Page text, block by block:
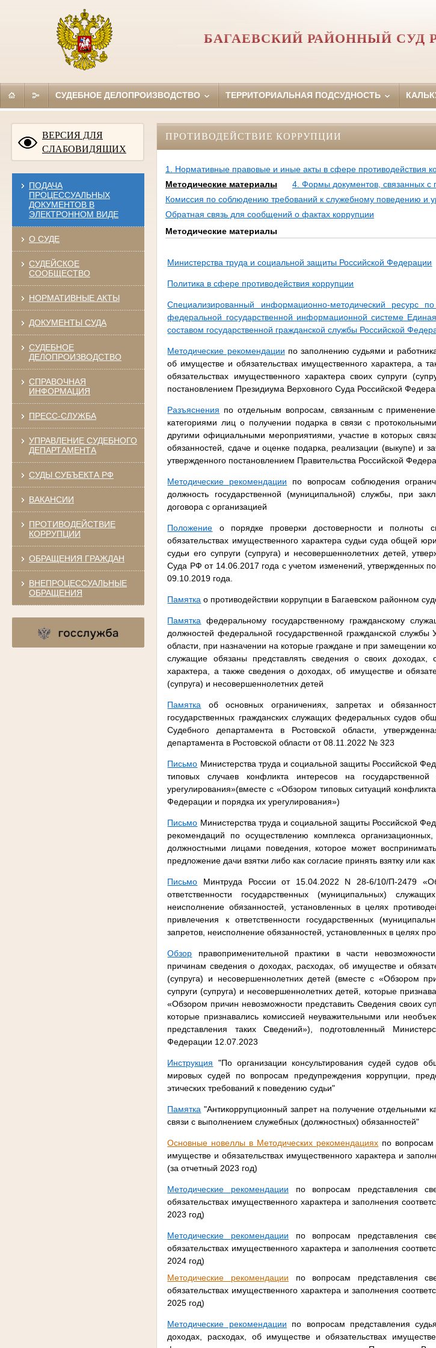
БАГАЕВСКИЙ РАЙОННЫЙ СУД
СУДЕБНОЕ ДЕЛОПРОИЗВОДСТВО ТЕРРИТОРИАЛЬНАЯ ПОДСУДНОСТЬ
ВЕРСИЯ ДЛЯ
СЛАБОВИДЯЩИХ
ПОДАЧА
ПРОЦЕССУАЛЬНЫХ
ДОКУМЕНТОВ В
ЭЛЕКТРОННОМ ВИДЕ
О СУДЕ
СУДЕЙСКОЕ
СООБЩЕСТВО
НОРМАТИВНЫЕ АКТЫ
ДОКУМЕНТЫ СУДА
СУДЕБНОЕ
ДЕЛОПРОИЗВОДСТВО
СПРАВОЧНАЯ
ИНФОРМАЦИЯ
ПРЕСС-СЛУЖБА
УПРАВЛЕНИЕ СУДЕБНОГО
ДЕПАРТАМЕНТА
СУДЫ СУБЪЕКТА РФ
ВАКАНСИИ
ПРОТИВОДЕЙСТВИЕ
КОРРУПЦИИ
ОБРАЩЕНИЯ ГРАЖДАН
ВНЕПРОЦЕССУАЛЬНЫЕ
ОБРАЩЕНИЯ
ПРОТИВОДЕЙСТВИЕ КОРРУПЦИИ
1. Нормативные правовые и иные акты в сфере противодействия
Методические материалы
4. Формы документов, связанных с
Комиссия по соблюдению требований к служебному поведению и
Обратная связь для сообщений о фактах коррупции
Методические материалы
Министерства труда и социальной защиты Российской Федерации
Политика в сфере противодействия коррупции
Специализированный информационно-методический ресурс
федеральной государственной информационной системе
составом государственной гражданской службы Российской
Методические рекомендации по заполнению судьями и
об имуществе и обязательствах имущественного характера, а
обязательствах имущественного характера своих супруги
постановлением Президиума Верховного Суда Российской
Разъяснения по отдельным вопросам, связанным с
категориями лиц о получении подарка в связи с
другими официальными мероприятиями, участие в которых
обязанностей, сдаче и оценке подарка, реализации (выкупе) и
утвержденного постановлением Правительства Российской
Методические рекомендации по вопросам соблюдения
должность государственной (муниципальной) службы, при
договора с организацией
Положение о порядке проверки достоверности и полноты
обязательствах имущественного характера судьи суда общей
судьи его супруги (супруга) и несовершеннолетних детей,
Суда РФ от 14.06.2017 года с учетом изменений, утвержденных
09.10.2019 года.
Памятка о противодействии коррупции в Багаевском районном
Памятка федеральному государственному гражданскому
должностей федеральной государственной гражданской службы
области, при назначении на которые граждане и при замещении
служащие обязаны представлять сведения о своих доходах,
характера, а также сведения о доходах, об имуществе и
(супруга) и несовершеннолетних детей
Памятка об основных ограничениях, запретах и
государственных гражданских служащих федеральных судов
Судебного департамента в Ростовской области,
департамента в Ростовской области от 08.11.2022 № 323
Письмо Министерства труда и социальной защиты Российской
типовых случаев конфликта интересов на
урегулирования»(вместе с «Обзором типовых ситуаций
Федерации и порядка их урегулирования»)
Письмо Министерства труда и социальной защиты Российской
рекомендаций по осуществлению комплекса
должностными лицами поведения, которое может
предложение дачи взятки либо как согласие принять взятку или
Письмо Минтруда России от 15.04.2022 N 28-6/10/П-2479
ответственности государственных (муниципальных)
неисполнение обязанностей, установленных в целях
привлечения к ответственности государственных
запретов, неисполнение обязанностей, установленных в целях
Обзор правоприменительной практики в части
причинам сведения о доходах, расходах, об имуществе и
(супруга) и несовершеннолетних детей (вместе с «Обзором
супруги (супруга) и несовершеннолетних детей, которые
«Обзором причин невозможности представить Сведения своих
которые признавались комиссией неуважительными или
представления таких Сведений»), подготовленный
Федерации 12.07.2023
Инструкция "По организации консультирования судей судов
мировых судей по вопросам предупреждения коррупции,
этических требований к поведению судьи"
Памятка "Антикоррупционный запрет на получение отдельными
связи с выполнением служебных (должностных) обязанностей"
Основные новеллы в Методических рекомендациях по вопросам
имуществе и обязательствах имущественного характера и
(за отчетный 2023 год)
Методические рекомендации по вопросам представления
обязательствах имущественного характера и заполнения
2023 год)
Методические рекомендации по вопросам представления
обязательствах имущественного характера и заполнения
2024 год)
Методические рекомендации по вопросам представления
обязательствах имущественного характера и заполнения
2025 год)
Методические рекомендации по вопросам представления
доходах, расходах, об имуществе и обязательствах